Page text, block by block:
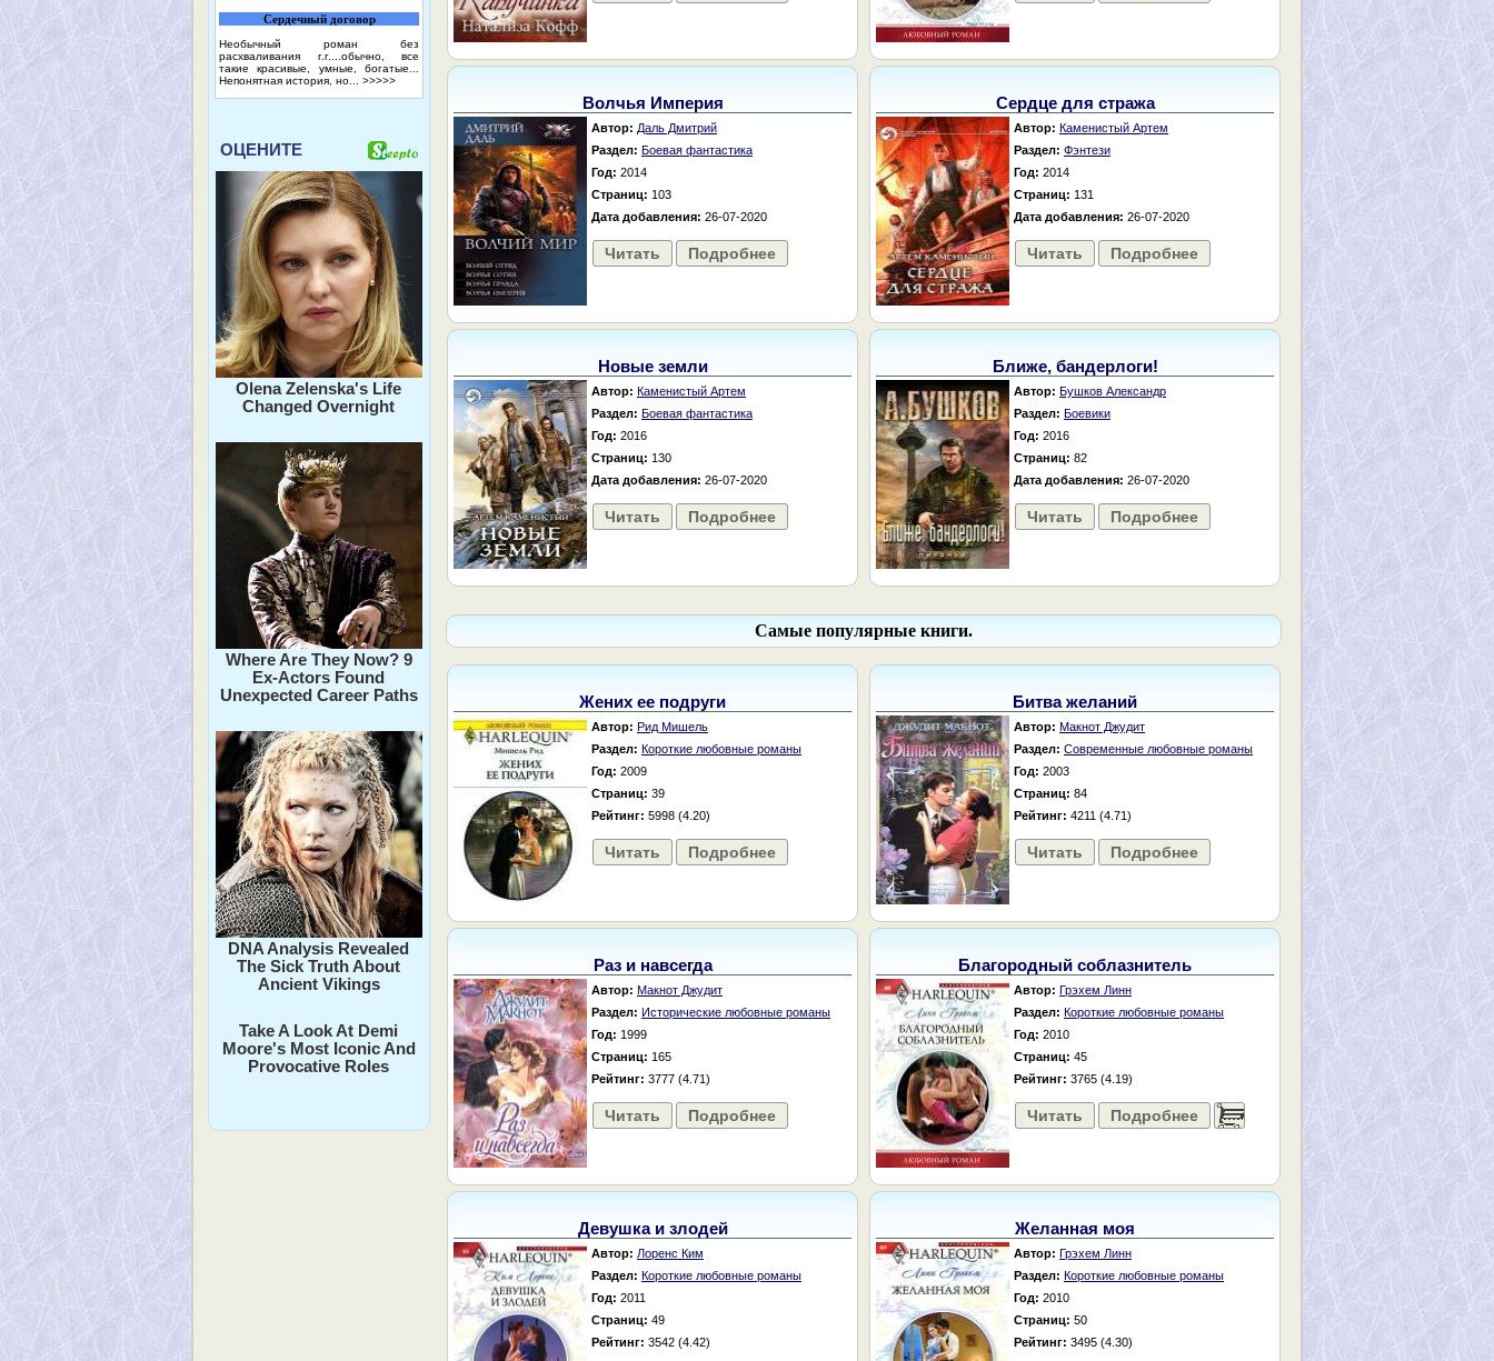
Сердечный договор
Необычный роман без
расхваливания г.г....обычно, все
такие красивые, умные, богатые...
Непонятная история, но... >>>>>
ОЦЕНИТЕ
Olena Zelenska's Life
Changed Overnight
Where Are They Now? 9
Ex-Actors Found
Unexpected Career Paths
DNA Analysis Revealed
The Sick Truth About
Ancient Vikings
Take A Look At Demi
Moore's Most Iconic And
Provocative Roles
Волчья Империя
Автор: Даль Дмитрий
Раздел: Боевая фантастика
Год: 2014
Страниц: 103
Дата добавления: 26-07-2020
Читать Подробнее
Сердце для стража
Автор: Каменистый Артем
Раздел: Фэнтези
Год: 2014
Страниц: 131
Дата добавления: 26-07-2020
Читать Подробнее
Новые земли
Автор: Каменистый Артем
Раздел: Боевая фантастика
Год: 2016
Страниц: 130
Дата добавления: 26-07-2020
Читать Подробнее
Ближе, бандерлоги!
Автор: Бушков Александр
Раздел: Боевики
Год: 2016
Страниц: 82
Дата добавления: 26-07-2020
Читать Подробнее
Самые популярные книги.
Жених ее подруги
Автор: Рид Мишель
Раздел: Короткие любовные романы
Год: 2009
Страниц: 39
Рейтинг: 5998 (4.20)
Читать Подробнее
Битва желаний
Автор: Макнот Джудит
Раздел: Современные любовные романы
Год: 2003
Страниц: 84
Рейтинг: 4211 (4.71)
Читать Подробнее
Раз и навсегда
Автор: Макнот Джудит
Раздел: Исторические любовные романы
Год: 1999
Страниц: 165
Рейтинг: 3777 (4.71)
Читать Подробнее
Благородный соблазнитель
Автор: Грэхем Линн
Раздел: Короткие любовные романы
Год: 2010
Страниц: 45
Рейтинг: 3765 (4.19)
Читать Подробнее ......
Девушка и злодей
Автор: Лоренс Ким
Раздел: Короткие любовные романы
Год: 2011
Страниц: 49
Рейтинг: 3542 (4.42)
Желанная моя
Автор: Грэхем Линн
Раздел: Короткие любовные романы
Год: 2010
Страниц: 50
Рейтинг: 3495 (4.30)